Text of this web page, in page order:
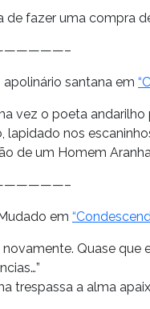
de fazer uma compra
santana em
vez o poeta
lapidado nos
de um Homem
em
novamente. Quase
trespassa a alma